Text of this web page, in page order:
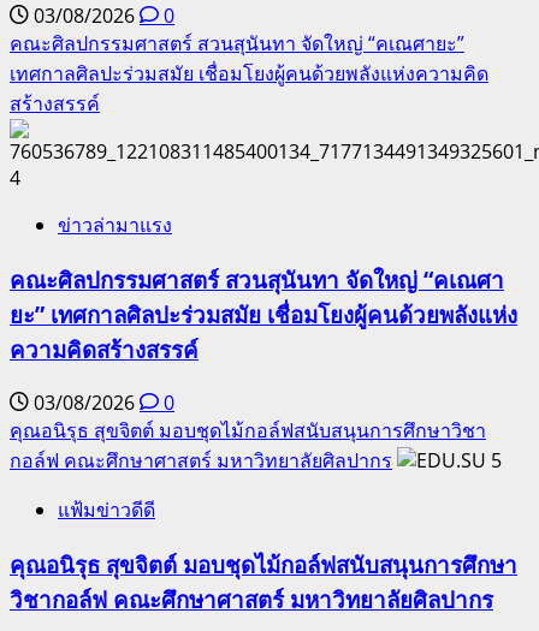
03/08/2026
0
คณะศิลปกรรมศาสตร์ สวนสุนันทา จัดใหญ่ “คเณศายะ”
เทศกาลศิลปะร่วมสมัย เชื่อมโยงผู้คนด้วยพลังแห่งความคิด
สร้างสรรค์
4
ข่าวล่ามาแรง
คณะศิลปกรรมศาสตร์ สวนสุนันทา จัดใหญ่ “คเณศา
ยะ” เทศกาลศิลปะร่วมสมัย เชื่อมโยงผู้คนด้วยพลังแห่ง
ความคิดสร้างสรรค์
03/08/2026
0
คุณอนิรุธ สุขจิตต์ มอบชุดไม้กอล์ฟสนับสนุนการศึกษาวิชา
กอล์ฟ คณะศึกษาศาสตร์ มหาวิทยาลัยศิลปากร
5
แฟ้มข่าวดีดี
คุณอนิรุธ สุขจิตต์ มอบชุดไม้กอล์ฟสนับสนุนการศึกษา
วิชากอล์ฟ คณะศึกษาศาสตร์ มหาวิทยาลัยศิลปากร